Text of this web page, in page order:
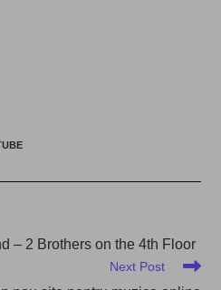
– 2 Brothers on the 4th Floor
Next Post